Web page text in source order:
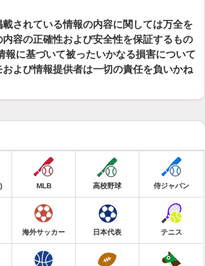
されている情報の内容に関しては万全を
容の正確性および安全性を保証するもの
報に基づいて被ったいかなる損害について
よび情報提供者は一切の責任を負いかね
MLB 高校野球 侍ジャパン
海外サッカー 日本代表 テニス